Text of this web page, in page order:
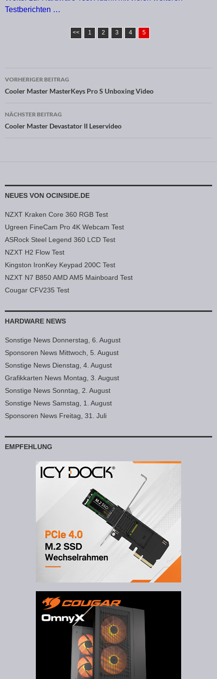
Testberichten …
<< 1 2 3 4 5
Beitragsnavigation
VORHERIGER BEITRAG
Cooler Master MasterKeys Pro S Unboxing Video
NÄCHSTER BEITRAG
Cooler Master Devastator II Leservideo
NEUES VON OCINSIDE.DE
NZXT Kraken Core 360 RGB Test
Ugreen FineCam Pro 4K Webcam Test
ASRock Steel Legend 360 LCD Test
NZXT H2 Flow Test
Kingston IronKey Keypad 200C Test
NZXT N7 B850 AMD AM5 Mainboard Test
Cougar CFV235 Test
HARDWARE NEWS
Sonstige News Donnerstag, 6. August
Sponsoren News Mittwoch, 5. August
Sonstige News Dienstag, 4. August
Grafikkarten News Montag, 3. August
Sonstige News Sonntag, 2. August
Sonstige News Samstag, 1. August
Sponsoren News Freitag, 31. Juli
EMPFEHLUNG